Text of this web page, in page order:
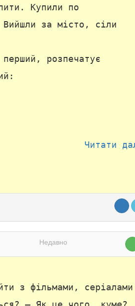
Купили по
Вийшли за місто, сіли
розпечатує
Читати
Недавно
з фільмами, серіалами